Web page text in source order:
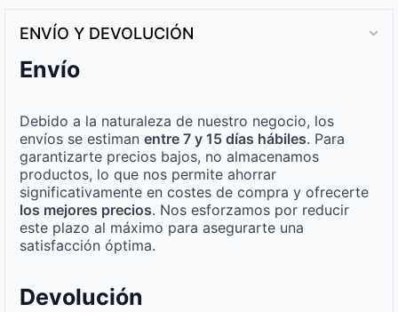
ENVÍO Y DEVOLUCIÓN
Envío
Debido a la naturaleza de nuestro negocio, los
envíos se estiman entre 7 y 15 días hábiles. Para
garantizarte precios bajos, no almacenamos
productos, lo que nos permite ahorrar
significativamente en costes de compra y ofrecerte
los mejores precios. Nos esforzamos por reducir
este plazo al máximo para asegurarte una
satisfacción óptima.
Devolución